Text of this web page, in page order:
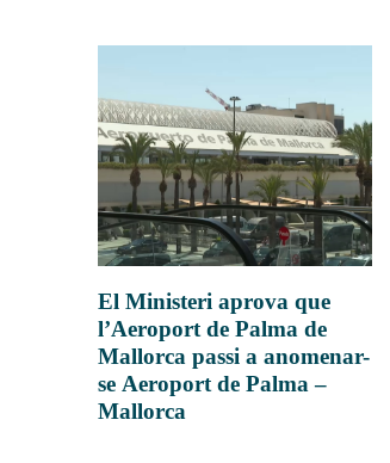
El Ministeri aprova que
l’Aeroport de Palma de
Mallorca passi a anomenar-
se Aeroport de Palma –
Mallorca